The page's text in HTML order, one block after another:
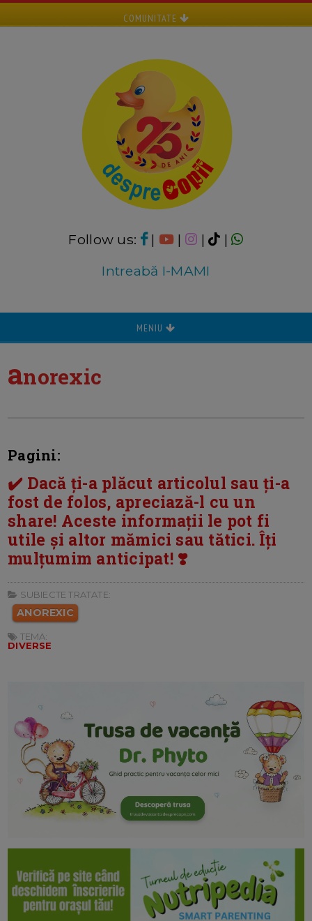
COMUNITATE
Follow us: | | |
|
Intreabă I-MAMI
MENIU
anorexic
Pagini:
✔️ Dacă ți-a plăcut articolul sau ți-a
fost de folos, apreciază-l cu un
share! Aceste informații le pot fi
utile și altor mămici sau tătici. Îți
mulțumim anticipat! ❣️
SUBIECTE TRATATE:
ANOREXIC
TEMA:
DIVERSE